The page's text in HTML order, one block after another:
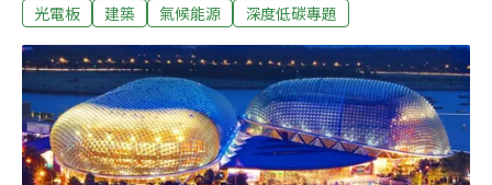
牆右半部是可撕換式的彩繪圖層，能隨時變更建築外觀圖
用技術，期待未來光電板可化身廣告招牌、外牆美化，甚
至是用於競選宣傳車上。2026年淨零城市展於3月17日至3
月20日舉辦。為期四天的展覽展現能源、產業、生活、社
會等面向的轉型成果。其中，睿田能源公司展示與內政部
建研所合作的彩繪立面太陽光電板，透過創新的外層膜
光電板 建築 氣候能源 深度低碳專題